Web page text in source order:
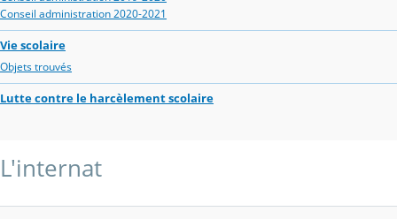
Conseil administration 2020-2021
Vie scolaire
Objets trouvés
Lutte contre le harcèlement scolaire
L'internat